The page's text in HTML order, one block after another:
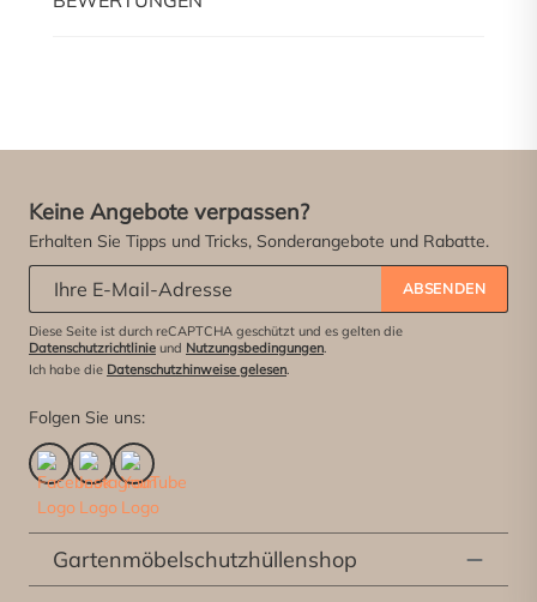
Keine Angebote verpassen?
Erhalten Sie Tipps und Tricks, Sonderangebote und Rabatte.
ABSENDEN
Diese Seite ist durch reCAPTCHA geschützt und es gelten die
Datenschutzrichtlinie und Nutzungsbedingungen.
Ich habe die Datenschutzhinweise gelesen.
Folgen Sie uns:
Gartenmöbelschutzhüllenshop